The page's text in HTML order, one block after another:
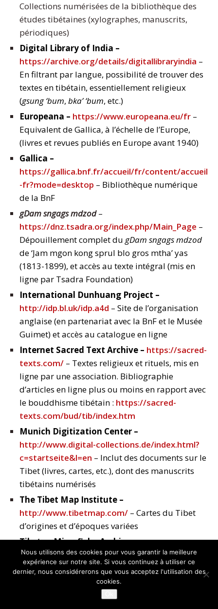
Collections numérisées de la bibliothèque des
études tibétaines (xylographes, manuscrits,
périodiques)
Digital Library of India –
https://archive.org/details/digitallibraryindia –
En filtrant par langue, possibilité de trouver des
textes en tibétain, essentiellement religieux
(gsung ‘bum, bka’ ‘bum, etc.)
Europeana – https://www.europeana.eu/fr –
Equivalent de Gallica, à l’échelle de l’Europe,
(livres et revues publiés en Europe avant 1940)
Gallica –
https://gallica.bnf.fr/accueil/fr/content/accueil
-fr?mode=desktop – Bibliothèque numérique
de la BnF
gDam sngags mdzod–
https://dnz.tsadra.org/index.php/Main_Page –
Dépouillement complet du gDam sngags mdzod
de ‘Jam mgon kong sprul blo gros mtha’ yas
(1813-1899), et accès au texte intégral (mis en
ligne par Tsadra Foundation)
International Dunhuang Project –
http://idp.bl.uk/idp.a4d – Site de l’organisation
anglaise (en partenariat avec la BnF et le Musée
Guimet) et accès au catalogue en ligne
Internet Sacred Text Archive – https://sacred-
texts.com/ – Textes religieux et rituels, mis en
ligne par une association. Bibliographie
d’articles en ligne plus ou moins en rapport avec
le bouddhisme tibétain : https://sacred-
texts.com/bud/tib/index.htm
Munich Digitization Center –
http://www.digital-collections.de/index.html?
c=startseite&l=en – Inclut des documents sur le
Tibet (livres, cartes, etc.), dont des manuscrits
tibétains numérisés
The Tibet Map Institute –
http://www.tibetmap.com/ – Cartes du Tibet
d’origines et d’époques variées
Tibetan Microfiche Archive –
https://lic.dila.edu.tw/en/node/13122 –
Collection de plus de 50 000 microfiches
conservées au Dharma Drum Buddhist College
Nous utilisons des cookies pour vous garantir la meilleure
expérience sur notre site. Si vous continuez à utiliser ce
dernier, nous considérerons que vous acceptez l'utilisation des
cookies.